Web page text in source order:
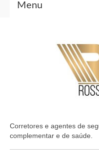
Menu
Sobre o Coren-AL
Missão, visão
Organograma
Câmaras
Carta de
Corretores e agentes de
complementar e de saúde.